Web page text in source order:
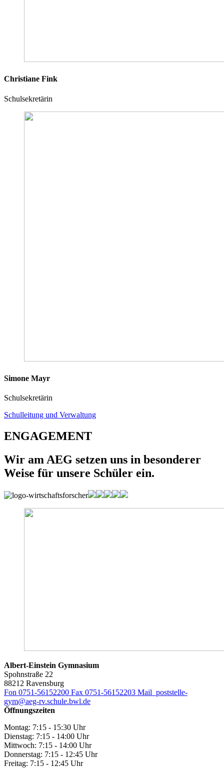
Christiane Fink
Schulsekretärin
Simone Mayr
Schulsekretärin
Schulleitung und Verwaltung
ENGAGEMENT
Wir am AEG setzen uns in besonderer
Weise für unsere Schüler ein.
Albert-Einstein Gymnasium
Spohnstraße 22
88212 Ravensburg
Fon 0751-56152200 Fax 0751-56152203 Mail poststelle-
gym@aeg-rv.schule.bwl.de
Öffnungszeiten
Montag: 7:15 - 15:30 Uhr
Dienstag: 7:15 - 14:00 Uhr
Mittwoch: 7:15 - 14:00 Uhr
Donnerstag: 7:15 - 12:45 Uhr
Freitag: 7:15 - 12:45 Uhr